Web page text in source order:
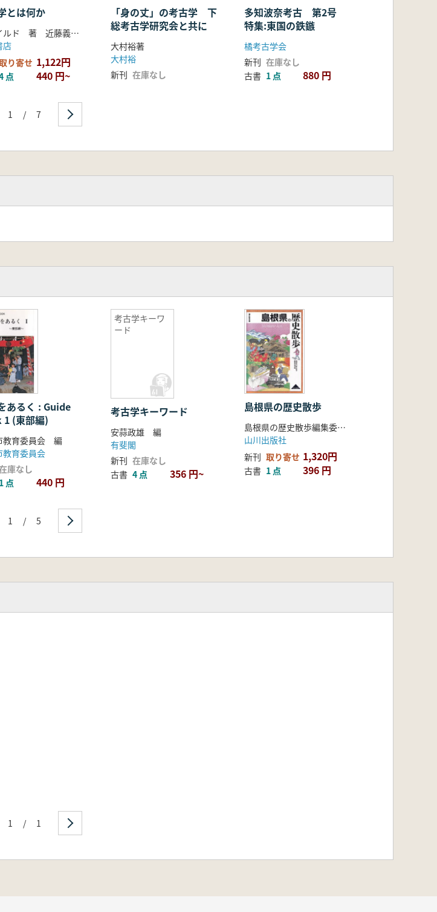
とは何か
チャイルド 著 近藤義郎 ほか 訳
店
り寄せ 1,122円
点 440 円~
「身の丈」の考古学 下
総考古学研究会と共に
大村裕著
大村裕
新刊 在庫なし
多知波奈考古 第2号
特集:東国の鉄鏃
橘考古学会
新刊 在庫なし
古書 1 点 880 円
1 / 7
あるく : Guide
(東部編)
教育委員会 編
教育委員会
庫なし
1 点 440 円
考古学キーワ
ード
考古学キーワード
安蒜政雄 編
有斐閣
新刊 在庫なし
古書 4 点 356 円~
島根県の歴史散歩
島根県の歴史散歩編集委員会 編
山川出版社
新刊 取り寄せ 1,320円
古書 1 点 396 円
1 / 5
1 / 1